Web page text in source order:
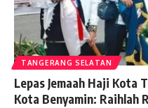
TANGERANG SELATAN
Lepas Jemaah Haji Kota
Kota Benyamin: Raihlah